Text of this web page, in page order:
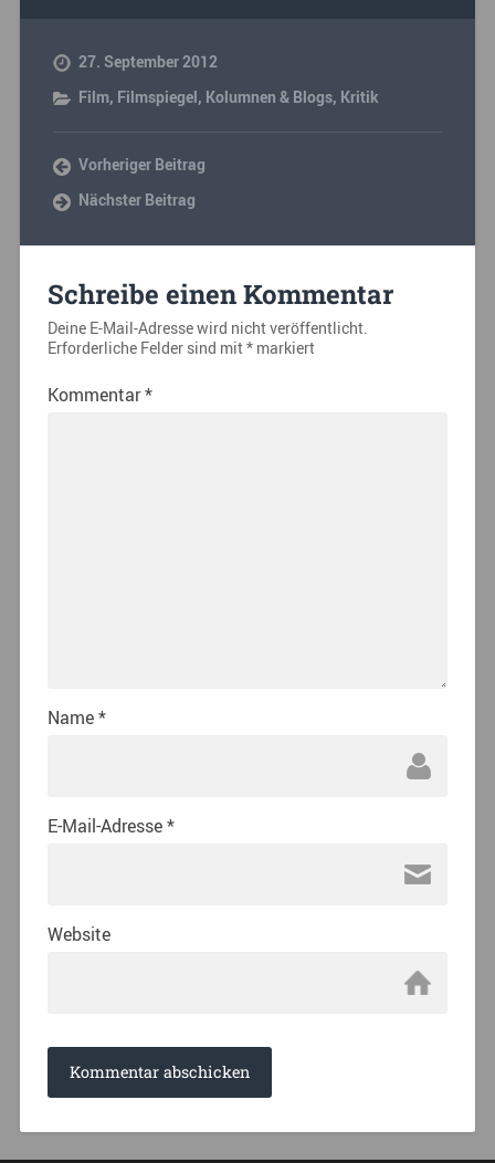
27. September 2012
Film, Filmspiegel, Kolumnen & Blogs, Kritik
Vorheriger Beitrag
Nächster Beitrag
Schreibe einen Kommentar
Deine E-Mail-Adresse wird nicht veröffentlicht.
Erforderliche Felder sind mit*markiert
Kommentar*
Name*
E-Mail-Adresse*
Website